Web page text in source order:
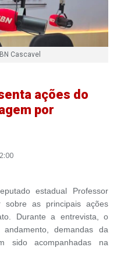
Cascavel
ações do
por
estadual Professor
as principais ações
Durante a entrevista, o
demandas da
sido acompanhadas na